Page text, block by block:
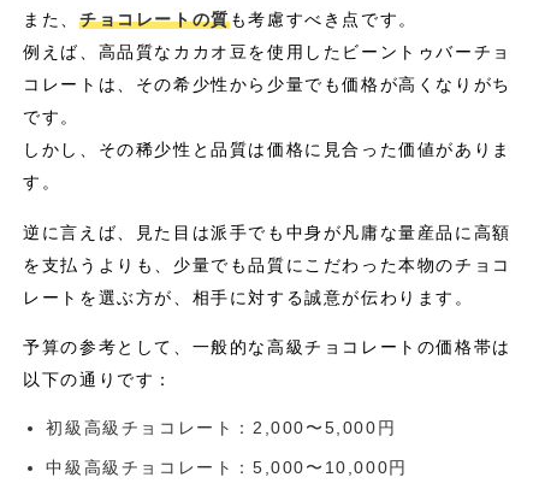
また、 チョコレートの質も考慮すべき点です。
例えば、高品質なカカオ豆を使用したビーントゥバーチョ
コレートは、その希少性から少量でも価格が高くなりがち
です。
しかし、その稀少性と品質は価格に見合った価値がありま
す。
逆に言えば、見た目は派手でも中身が凡庸な量産品に高額
を支払うよりも、少量でも品質にこだわった本物のチョコ
レートを選ぶ方が、相手に対する誠意が伝わります。
予算の参考として、一般的な高級チョコレートの価格帯は
以下の通りです：
初級高級チョコレート：2,000〜5,000円
中級高級チョコレート：5,000〜10,000円